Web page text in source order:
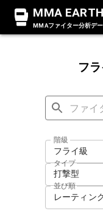
MMA EARTH
MMAファイター分析デ
フ
階級
フライ級
タイプ
打撃型
並び順
レーティン